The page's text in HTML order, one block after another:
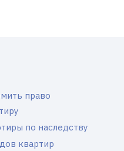
право
по наследству
квартир